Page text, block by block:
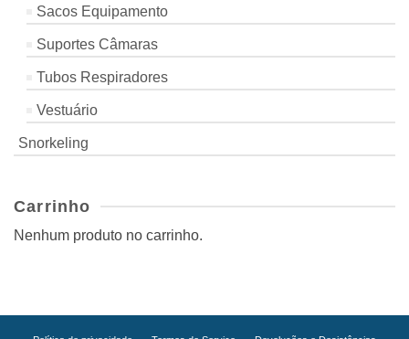
Sacos Equipamento
Suportes Câmaras
Tubos Respiradores
Vestuário
Snorkeling
Carrinho
Nenhum produto no carrinho.